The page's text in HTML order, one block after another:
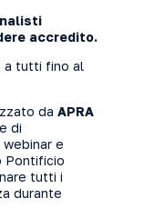
accredito.
a tutti fino al
da APRA
di
e
Pontificio
tutti i
durante